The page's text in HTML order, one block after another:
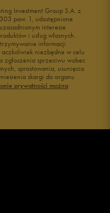
Investment Group S.A. z
paw. 1, udostępnione
interesie
i usług własnych.
informacji
niezbędne w celu
zgłoszenia sprzeciwu wobec
sprostowania, usunięcia
skargi do organu
prywatności można